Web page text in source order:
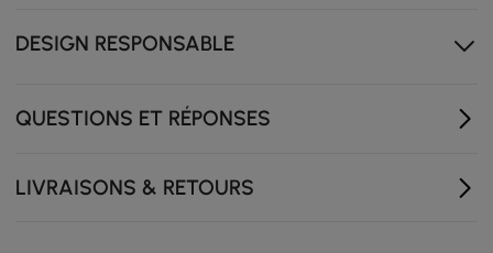
Les tiroirs, placards et étagères offrent un rangement
DESIGN RESPONSABLE
QUESTIONS ET RÉPONSES
LIVRAISONS & RETOURS